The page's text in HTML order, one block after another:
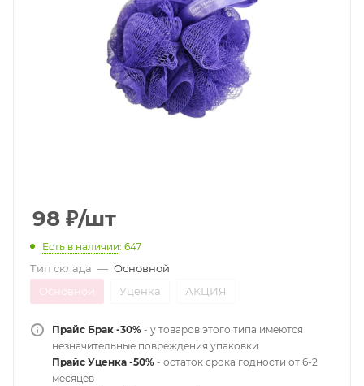
98 ₽/шт
Есть в наличии: 647
Тип склада — Основной
Основной
Уценка АКЦИЯ
Прайс Брак -30% - у товаров этого типа имеются
незначительные повреждения упаковки
Прайс Уценка -50% - остаток срока годности от 6-2
месяцев